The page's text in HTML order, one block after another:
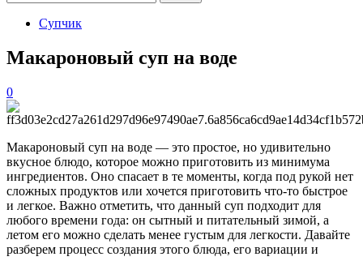
Супчик
Макароновый суп на воде
0
Макароновый суп на воде — это простое, но удивительно
вкусное блюдо, которое можно приготовить из минимума
ингредиентов. Оно спасает в те моменты, когда под рукой нет
сложных продуктов или хочется приготовить что-то быстрое
и легкое. Важно отметить, что данный суп подходит для
любого времени года: он сытный и питательный зимой, а
летом его можно сделать менее густым для легкости. Давайте
разберем процесс создания этого блюда, его вариации и